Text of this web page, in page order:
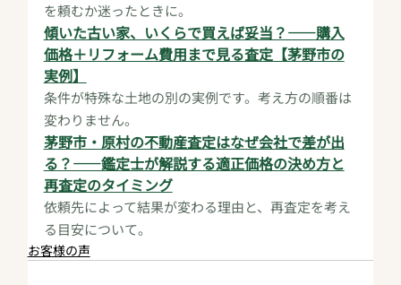
を頼むか迷ったときに。
傾いた古い家、いくらで買えば妥当？——購入
価格＋リフォーム費用まで見る査定【茅野市の
実例】
条件が特殊な土地の別の実例です。考え方の順番は
変わりません。
茅野市・原村の不動産査定はなぜ会社で差が出
る？——鑑定士が解説する適正価格の決め方と
再査定のタイミング
依頼先によって結果が変わる理由と、再査定を考え
る目安について。
お客様の声